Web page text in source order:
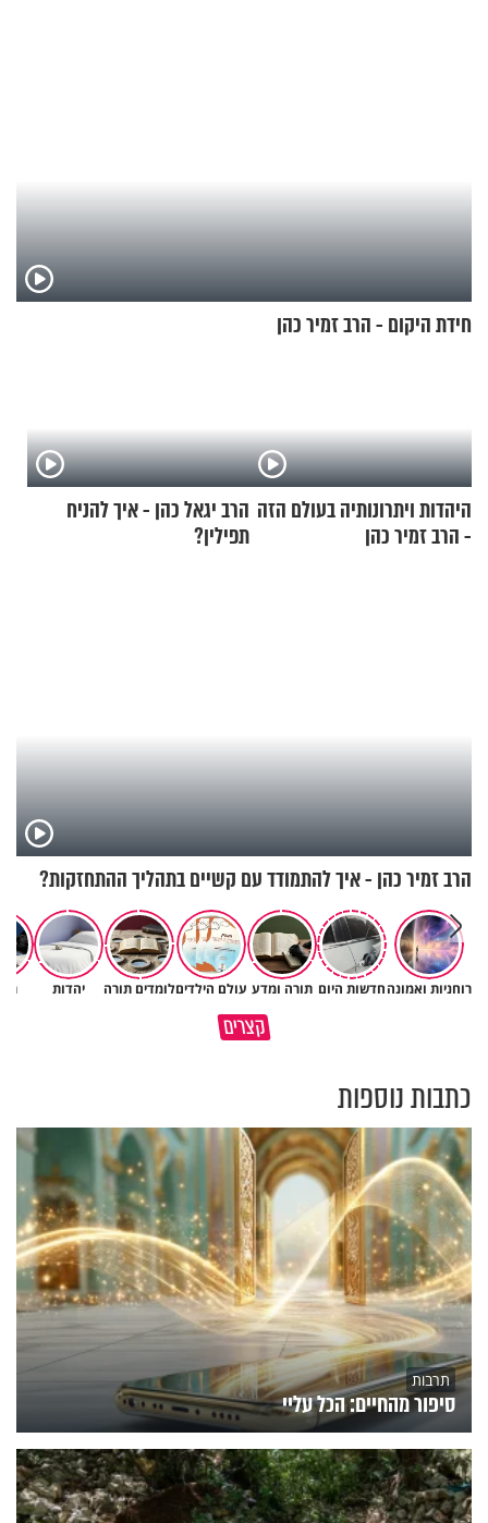
חידת היקום - הרב זמיר כהן
היהדות ויתרונותיה בעולם הזה
- הרב זמיר כהן
הרב יגאל כהן - איך להניח
תפילין?
הרב זמיר כהן - איך להתמודד עם קשיים בתהליך ההתחזקות?
רוחניות ואמונהחדשות היום תורה ומדע עולם הילדיםלומדים תורה יהדות
קצרים
כתבות נוספות
תרבות
סיפור מהחיים: הכל עליי